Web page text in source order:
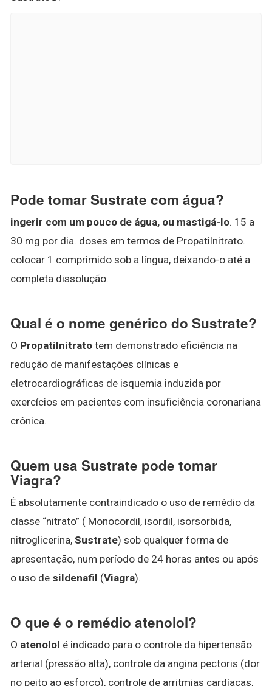
Pode tomar Sustrate com água?
ingerir com um pouco de água, ou mastigá-lo. 15 a
30 mg por dia. doses em termos de Propatilnitrato.
colocar 1 comprimido sob a língua, deixando-o até a
completa dissolução.
Qual é o nome genérico do Sustrate?
O Propatilnitrato tem demonstrado eficiência na
redução de manifestações clínicas e
eletrocardiográficas de isquemia induzida por
exercícios em pacientes com insuficiência coronariana
crônica.
Quem usa Sustrate pode tomar
Viagra?
É absolutamente contraindicado o uso de remédio da
classe “nitrato” ( Monocordil, isordil, isorsorbida,
nitroglicerina, Sustrate) sob qualquer forma de
apresentação, num período de 24 horas antes ou após
o uso de sildenafil (Viagra).
O que é o remédio atenolol?
O atenolol é indicado para o controle da hipertensão
arterial (pressão alta), controle da angina pectoris (dor
no peito ao esforço), controle de arritmias cardíacas,